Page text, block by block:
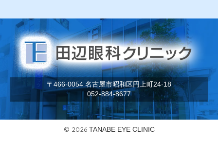
〒466-0054 名古屋市昭和区円上町24-18
052-884-8677
© 2026TANABE EYE CLINIC